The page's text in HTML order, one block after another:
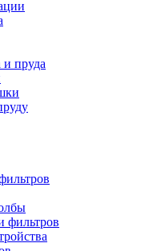
пруда
фильтров